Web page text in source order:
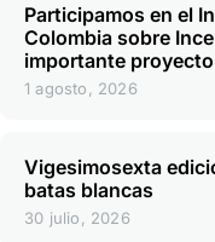
Participamos en el
Colombia sobre
importante proyecto
1 agosto, 2026
Vigesimosexta
batas blancas
30 julio, 2026